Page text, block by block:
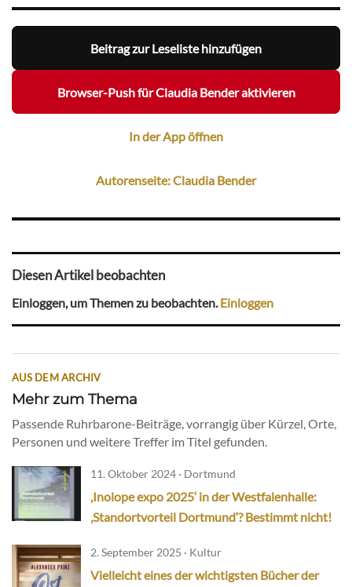
Beitrag zur Leseliste hinzufügen
Browser-Push für Claudia Bender aktivieren
In der App öffnen
Autorenseite: Claudia Bender
Diesen Artikel beobachten
Einloggen, um Themen zu beobachten.Einloggen
AUS DEM ARCHIV
Mehr zum Thema
Passende Ruhrbarone-Beiträge, vorrangig über Kürzel, Orte,
Personen und weitere Treffer im Titel gefunden.
11. Oktober 2024 · Dortmund
‚Inolope expo 2025‘ in der Westfalenhalle:
‚Standortvorteil Dortmund‘? Bestimmt nicht!
2. September 2025 · Kultur
Vielleicht eines der wichtigsten Bücher der